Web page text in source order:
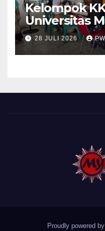
Kelompok
Universitas
Pontianak
Cat
Pelayanan
28 JULI 2026
Proudly powered